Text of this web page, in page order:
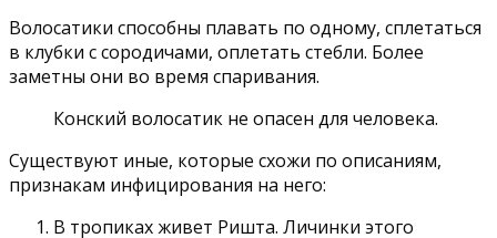
Волосатики способны плавать по одному, сплетаться
в клубки с сородичами, оплетать стебли. Более
заметны они во время спаривания.
Конский волосатик не опасен для человека.
Существуют иные, которые схожи по описаниям,
признакам инфицирования на него:
В тропиках живет Ришта. Личинки этого